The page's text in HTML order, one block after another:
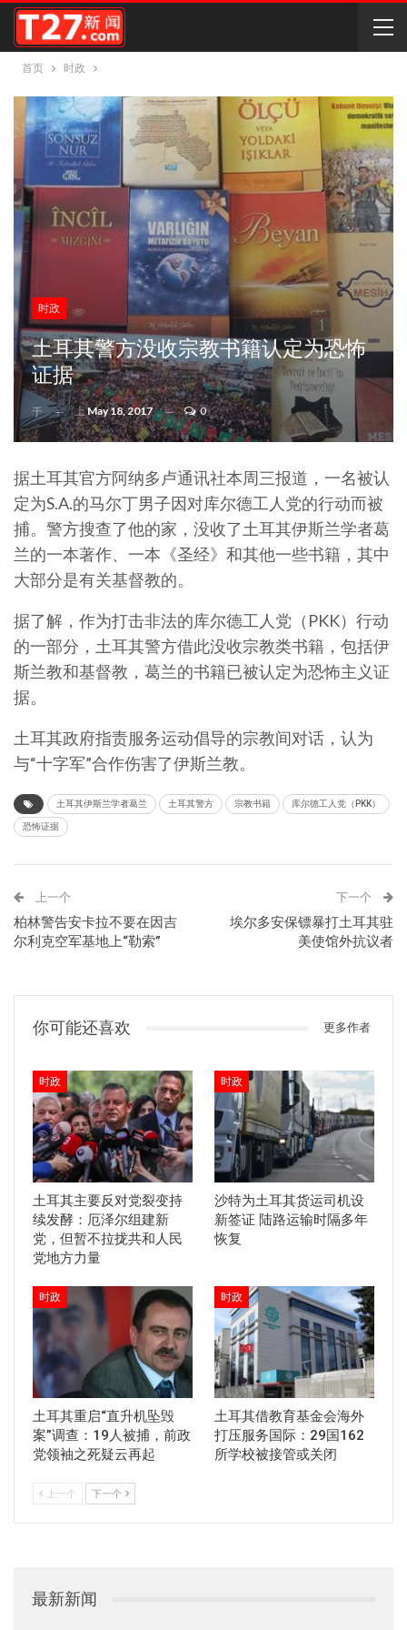
首页 时政
时政
土耳其警方没收宗教书籍认定为恐怖
证据
于 上May 18, 2017 0
据土耳其官方阿纳多卢通讯社本周三报道，一名被认
定为S.A.的马尔丁男子因对库尔德工人党的行动而被
捕。警方搜查了他的家，没收了土耳其伊斯兰学者葛
兰的一本著作、一本《圣经》和其他一些书籍，其中
大部分是有关基督教的。
据了解，作为打击非法的库尔德工人党（PKK）行动
的一部分，土耳其警方借此没收宗教类书籍，包括伊
斯兰教和基督教，葛兰的书籍已被认定为恐怖主义证
据。
土耳其政府指责服务运动倡导的宗教间对话，认为
与“十字军”合作伤害了伊斯兰教。
土耳其伊斯兰学者葛兰 土耳其警方 宗教书籍 库尔德工人党（PKK）
恐怖证据
上一个
柏林警告安卡拉不要在因吉
尔利克空军基地上“勒索”
下一个
埃尔多安保镖暴打土耳其驻
美使馆外抗议者
你可能还喜欢 更多作者
时政
土耳其主要反对党裂变持
续发酵：厄泽尔组建新
党，但暂不拉拢共和人民
党地方力量
时政
沙特为土耳其货运司机设
新签证 陆路运输时隔多年
恢复
时政
土耳其重启“直升机坠毁
案”调查：19人被捕，前政
党领袖之死疑云再起
时政
土耳其借教育基金会海外
打压服务国际：29国162
所学校被接管或关闭
上一个 下一个
最新新闻